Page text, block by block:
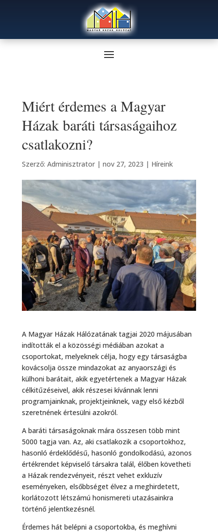
Miért érdemes a Magyar
Házak baráti társaságaihoz
csatlakozni?
Szerző: Adminisztrator| nov 27, 2023 | Híreink
A Magyar Házak Hálózatának tagjai 2020 májusában
indították el a közösségi médiában azokat a
csoportokat, melyeknek célja, hogy egy társaságba
kovácsolja össze mindazokat az anyaországi és
külhoni barátait, akik egyetértenek a Magyar Házak
célkitűzéseivel, akik részesei kívánnak lenni
programjainknak, projektjeinknek, vagy első kézből
szeretnének értesülni azokról.
A baráti társaságoknak mára összesen több mint
5000 tagja van. Az, aki csatlakozik a csoportokhoz,
hasonló érdeklődésű, hasonló gondolkodású, azonos
értékrendet képviselő társakra talál, élőben követheti
a Házak rendezvényeit, részt vehet exkluzív
eseményeken, elsőbbséget élvez a meghirdetett,
korlátozott létszámú honismereti utazásainkra
történő jelentkezésnél.
Érdemes hát belépni a csoportokba, és meghívni